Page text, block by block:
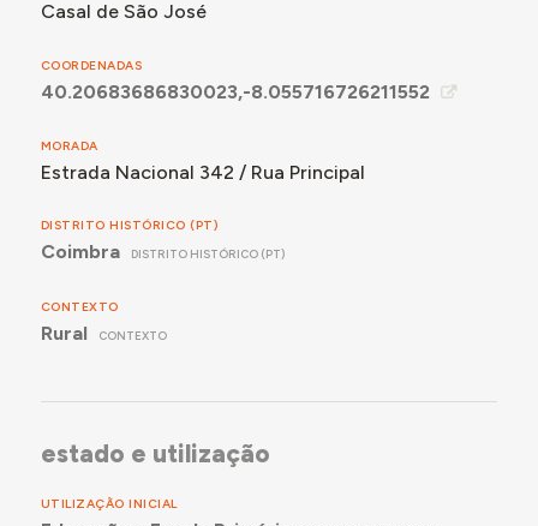
Casal de São José
COORDENADAS
40.20683686830023,-8.055716726211552
MORADA
Estrada Nacional 342 / Rua Principal
DISTRITO HISTÓRICO (PT)
Coimbra DISTRITO HISTÓRICO (PT)
CONTEXTO
Rural CONTEXTO
estado e utilização
UTILIZAÇÃO INICIAL